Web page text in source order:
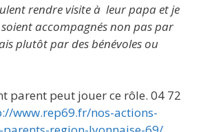
rendre visite à leur papa et je
accompagnés non pas par
plutôt par des bénévoles ou
parent peut jouer ce rôle. 04 72
www.rep69.fr/nos-actions-